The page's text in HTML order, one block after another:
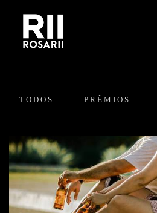
TODOS PRÊMIOS